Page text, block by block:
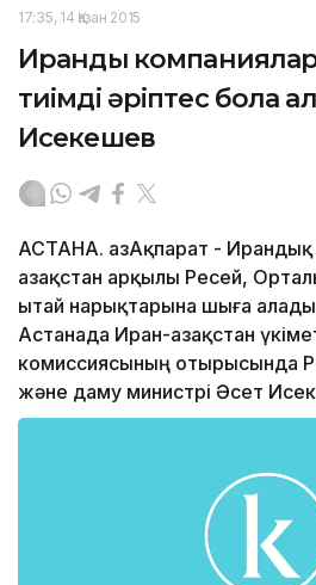
17:35, 14 Қазан 2015
Ирандық компаниялар
тиімді әріптес бола
Исекешев
АСТАНА. ҚазАқпарат -
Қазақстан арқылы Ресей,
Қытай нарықтарына шыға
Астанада Иран-Қазақстан
комиссиясының отырысында
және даму министрі Әсет